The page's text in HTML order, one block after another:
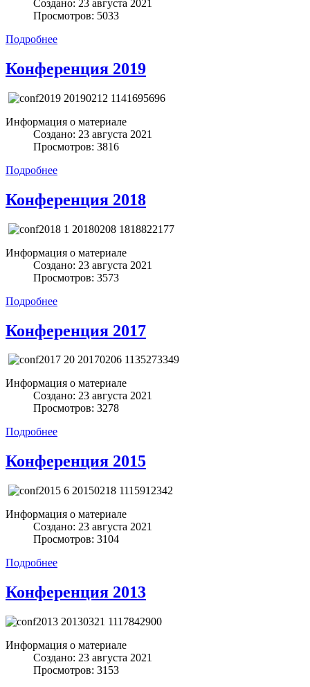
Создано: 23 августа 2021
Просмотров: 5033
Подробнее
Конференция 2019
Информация о материале
Создано: 23 августа 2021
Просмотров: 3816
Подробнее
Конференция 2018
Информация о материале
Создано: 23 августа 2021
Просмотров: 3573
Подробнее
Конференция 2017
Информация о материале
Создано: 23 августа 2021
Просмотров: 3278
Подробнее
Конференция 2015
Информация о материале
Создано: 23 августа 2021
Просмотров: 3104
Подробнее
Конференция 2013
Информация о материале
Создано: 23 августа 2021
Просмотров: 3153